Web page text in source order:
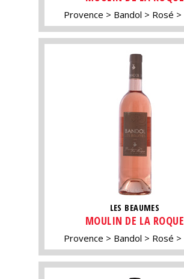
Provence Bandol Rosé
LES BEAUMES
MOULIN DE LA ROQUE
Provence Bandol Rosé